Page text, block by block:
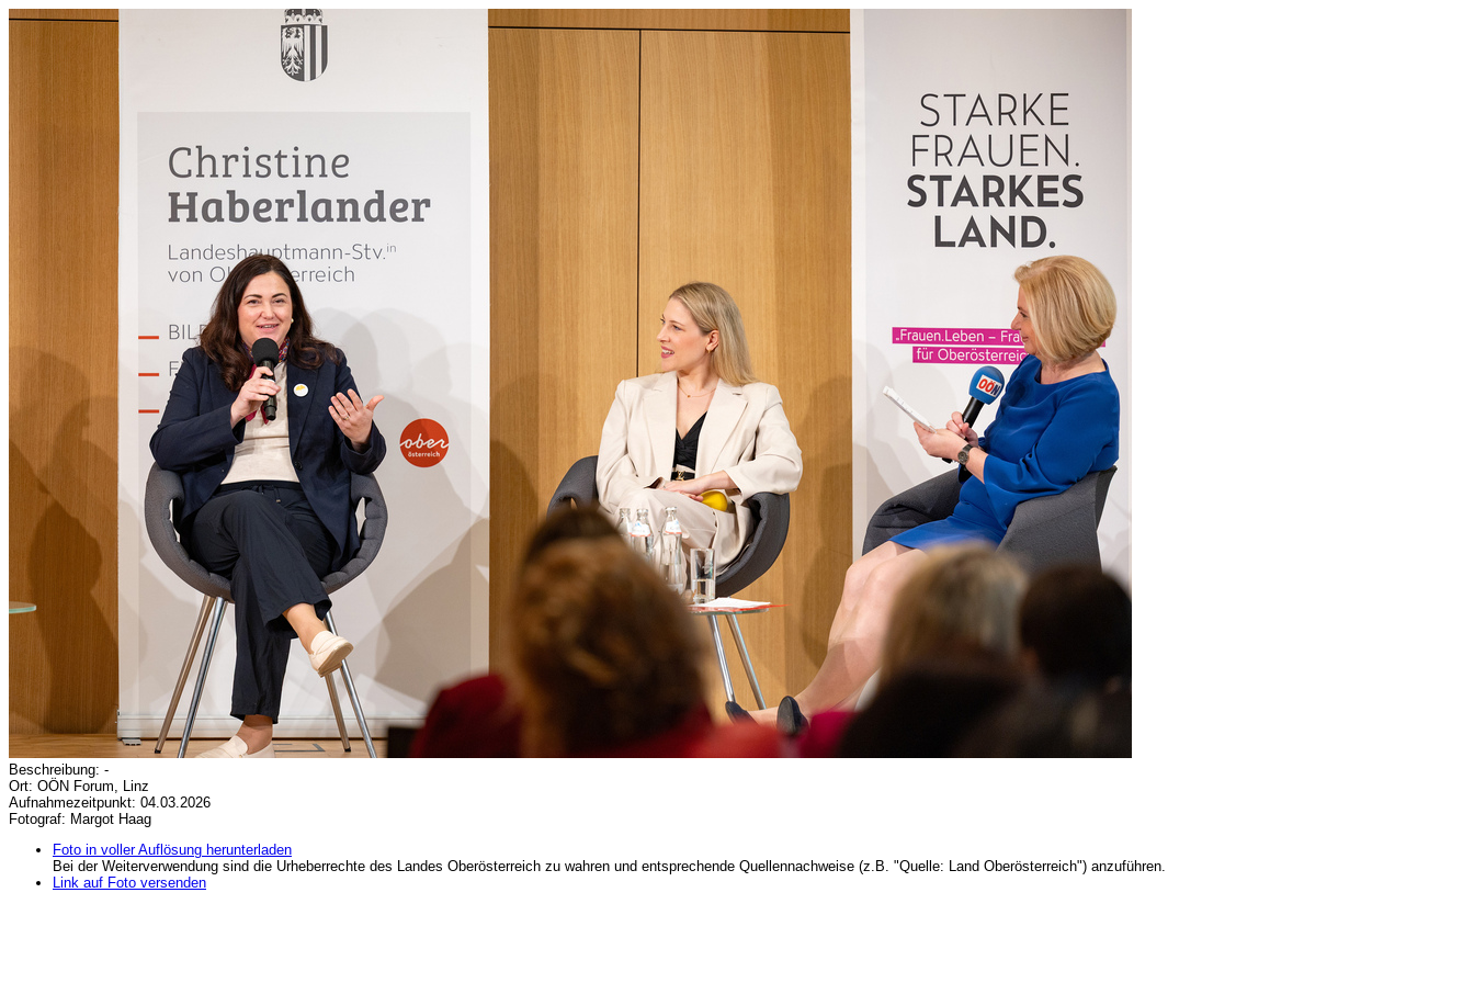
Beschreibung: -
Ort: OÖN Forum, Linz
Aufnahmezeitpunkt: 04.03.2026
Fotograf: Margot Haag
Foto in voller Auflösung herunterladen
Bei der Weiterverwendung sind die Urheberrechte des Landes Oberösterreich zu wahren und entsprechende Quellennachweise (z.B. "Quelle: Land Oberösterreich") anzuführen.
Link auf Foto versenden